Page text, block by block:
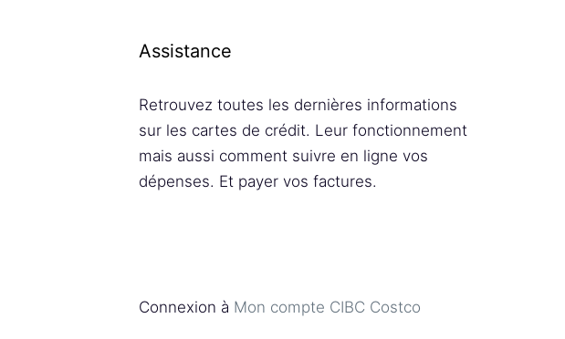
Assistance
Retrouvez toutes les dernières informations
sur les cartes de crédit. Leur fonctionnement
mais aussi comment suivre en ligne vos
dépenses. Et payer vos factures.
Connexion à Mon compte CIBC Costco